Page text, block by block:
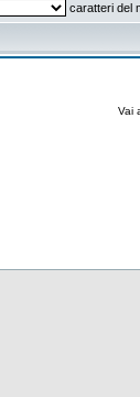
caratteri del
Vai